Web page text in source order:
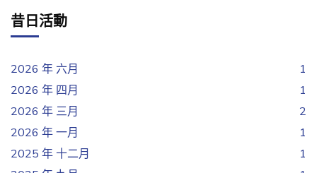
昔日活動
2026 年 六月
1
2026 年 四月
1
2026 年 三月
2
2026 年 一月
1
2025 年 十二月
1